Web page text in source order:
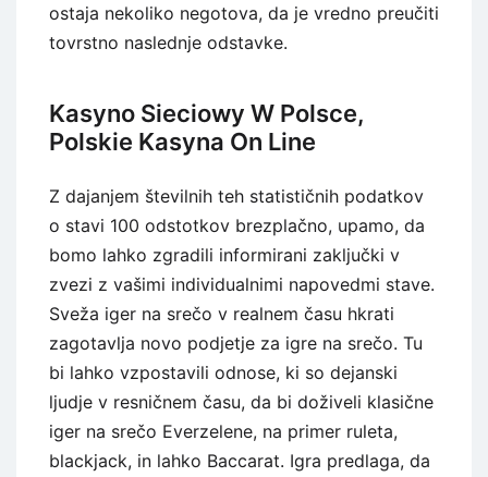
ostaja nekoliko negotova, da je vredno preučiti
tovrstno naslednje odstavke.
Kasyno Sieciowy W Polsce,
Polskie Kasyna On Line
Z dajanjem številnih teh statističnih podatkov
o stavi 100 odstotkov brezplačno, upamo, da
bomo lahko zgradili informirani zaključki v
zvezi z vašimi individualnimi napovedmi stave.
Sveža iger na srečo v realnem času hkrati
zagotavlja novo podjetje za igre na srečo. Tu
bi lahko vzpostavili odnose, ki so dejanski
ljudje v resničnem času, da bi doživeli klasične
iger na srečo Everzelene, na primer ruleta,
blackjack, in lahko Baccarat. Igra predlaga, da